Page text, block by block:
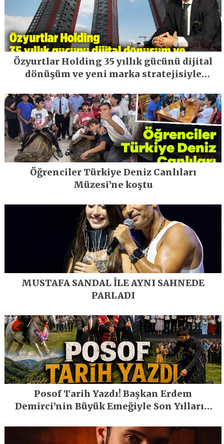
Özyurtlar Holding 35 yıllık gücünü dijital
dönüşüm ve yeni marka stratejisiyle
Öğrenciler Türkiye Deniz Canlıları
Müzesi’ne koştu
MUSTAFA SANDAL İLE AYNI SAHNEDE
PARLADI
Posof Tarih Yazdı! Başkan Erdem
Demirci’nin Büyük Emeğiyle Son Yılların